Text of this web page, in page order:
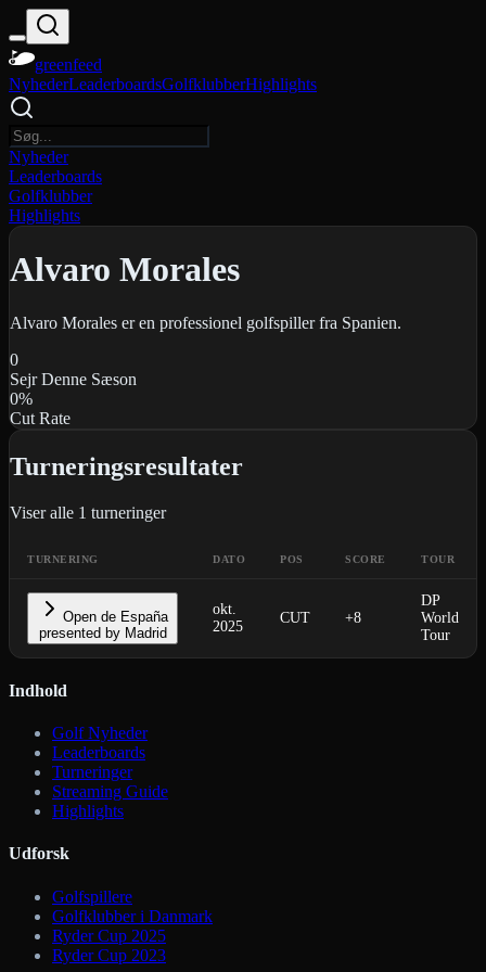
greenfeed
NyhederLeaderboardsGolfklubberHighlights
Nyheder
Leaderboards
Golfklubber
Highlights
Alvaro Morales
Alvaro Morales er en professionel golfspiller fra Spanien.
0
Sejr Denne Sæson
0%
Cut Rate
Turneringsresultater
Viser alle 1 turneringer
TURNERING DATO POS SCORE TOUR
Open de España
presented by Madrid
okt.
2025
CUT +8
DP
World
Tour
Indhold
Golf Nyheder
Leaderboards
Turneringer
Streaming Guide
Highlights
Udforsk
Golfspillere
Golfklubber i Danmark
Ryder Cup 2025
Ryder Cup 2023